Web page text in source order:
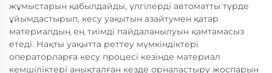
жұмыстарын қабылдайды, үлгілерді автоматты түрде
ұйымдастырып, кесу уақытын азайтумен қатар
материалдың ең тиімді пайдаланылуын қамтамасыз
етеді. Нақты уақытта реттеу мүмкіндіктері
операторларға кесу процесі кезінде материал
кемшіліктері анықталған кезде орналастыру жоспарын